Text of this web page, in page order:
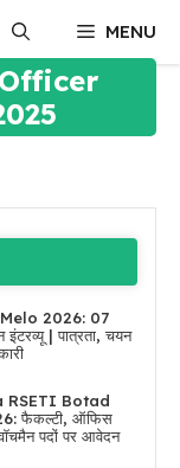
MENU
2026: 07
इंटरव्यू | पात्रता, चयन
RSETI Botad
फैकल्टी, ऑफिस
पदों पर आवेदन